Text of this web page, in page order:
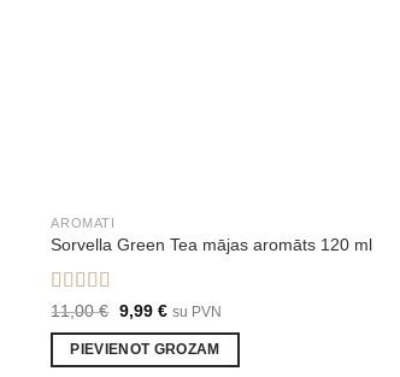
AROMATI
Sorvella Green Tea mājas aromāts 120 ml
Novērtēts ar
5.00no 5
11,00€ Original
was:
11,00 €.
9,99 €Current
is:
9,99 €.
su PVN
PIEVIENOT GROZAM